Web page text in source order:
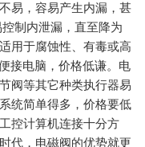
易，容易产生内漏，甚
制内泄漏，直至降为
用于腐蚀性、有毒或高
接电脑，价格低谦。电
阀等其它种类执行器易
统简单得多，价格要低
控计算机连接十分方
代，电磁阀的优势就更